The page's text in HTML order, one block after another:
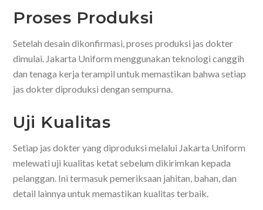
Proses Produksi
Setelah desain dikonfirmasi, proses produksi jas dokter
dimulai. Jakarta Uniform menggunakan teknologi canggih
dan tenaga kerja terampil untuk memastikan bahwa setiap
jas dokter diproduksi dengan sempurna.
Uji Kualitas
Setiap jas dokter yang diproduksi melalui Jakarta Uniform
melewati uji kualitas ketat sebelum dikirimkan kepada
pelanggan. Ini termasuk pemeriksaan jahitan, bahan, dan
detail lainnya untuk memastikan kualitas terbaik.